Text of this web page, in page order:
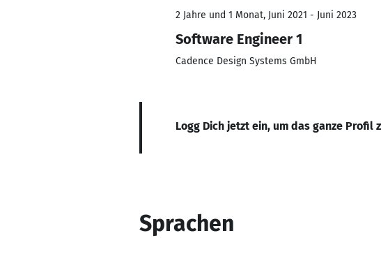
2 Jahre und 1 Monat, Juni 2021 - Juni 2023
Software Engineer 1
Cadence Design Systems GmbH
Logg Dich jetzt ein, um das ganze Profil
Sprachen